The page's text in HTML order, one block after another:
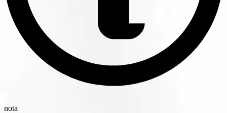
nota